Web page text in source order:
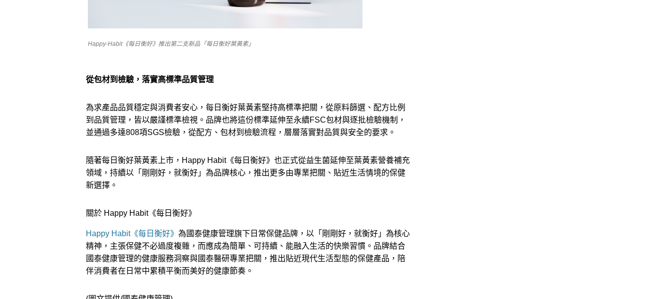
Happy-Habit《每日衡好》推出第二支新品「每日衡好葉黃素」
從包材到檢驗，落實高標準品質管理
為求產品品質穩定與消費者安心，每日衡好葉黃素堅持高標準把關，從原料篩選、配方比例
到品質管理，皆以嚴謹標準檢視。品牌也將這份標準延伸至永續FSC包材與逐批檢驗機制，
並通過多達808項SGS檢驗，從配方、包材到檢驗流程，層層落實對品質與安全的要求。
隨著每日衡好葉黃素上市，Happy Habit《每日衡好》也正式從益生菌延伸至葉黃素營養補充
領域，持續以「剛剛好，就衡好」為品牌核心，推出更多由專業把關、貼近生活情境的保健
新選擇。
關於 Happy Habit《每日衡好》
Happy Habit《每日衡好》 為國泰健康管理旗下日常保健品牌，以「剛剛好，就衡好」為核心
精神，主張保健不必過度複雜，而應成為簡單、可持續、能融入生活的快樂習慣。品牌結合
國泰健康管理的健康服務洞察與國泰醫研專業把關，推出貼近現代生活型態的保健產品，陪
伴消費者在日常中累積平衡而美好的健康節奏。